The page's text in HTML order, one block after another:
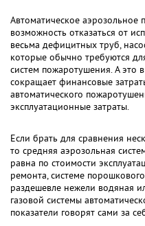
Автоматическое аэрозольное
возможность отказаться от
весьма дефицитных труб,
которые обычно требуются
систем пожаротушения. А это
сокращает финансовые
автоматического
эксплуатационные затраты.
Если брать для сравнения
то средняя аэрозольная
равна по стоимости
ремонта, системе
раздешевле нежели водяная
газовой системы
показатели говорят сами за